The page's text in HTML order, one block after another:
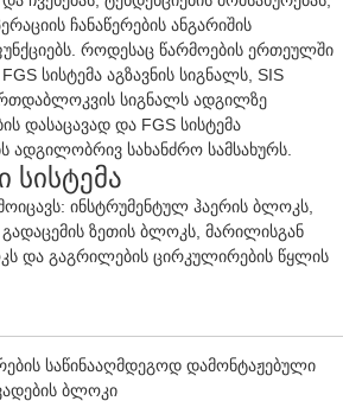
ჩანაწერების ანგარიშის
როდესაც წარმოების ერთეულში
სისტემა აგზავნის სიგნალს, SIS
სიგნალს ადგილზე
დასაცავად და FGS სისტემა
სახანძრო სამსახურს.
სისტემა
ინსტრუმენტულ ჰაერის ბლოკს,
ზეთის ბლოკს, მარილისგან
და გაგრილების ცირკულირების წყლის
საწინააღმდეგოდ დამონტაჟებული
ბლოკი